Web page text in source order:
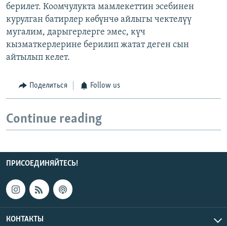
берилет. Коомчулукта мамлекеттин эсебинен
курулган батирлер көбүнчө айлыгы чектелүү
мугалим, дарыгерлерге эмес, күч
кызматкерлерине берилип жатат деген сын
айтылып келет.
Поделиться Follow us
Continue reading
ПРИСОЕДИНЯЙТЕСЬ!
КОНТАКТЫ